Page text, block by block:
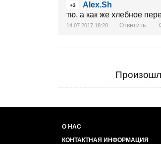
+3
Alex.Sh
тю, а как же хлебное
14.07.2017 18:28 Ответить
О НАС
КОНТАКТНАЯ ИНФОРМАЦИЯ